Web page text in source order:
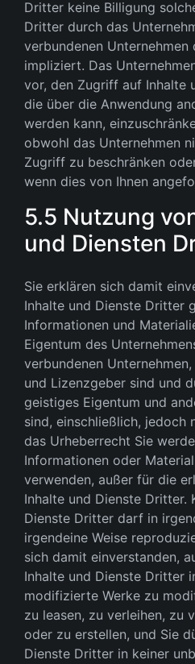
Dritter keine Billigung
Dritter durch das
verbundenen
impliziert. Das
vor, den Zugriff auf Inhalte
die über die Anwendung
werden kann,
obwohl das Unternehmen
Zugriff zu beschränken
wenn dies von Ihnen
5.5 Nutzung
und Diensten
Sie erklären sich damit
Inhalte und Dienste Dritter
Informationen und
Eigentum des
verbundenen
und Lizenzgeber sind und
geistiges Eigentum und
sind, einschließlich, jedoch
das Urheberrecht Sie
Informationen oder
verwenden, außer für die
Inhalte und Dienste Dritter.
Dienste Dritter darf in
irgendeine Weise
sich damit einverstanden,
Inhalte und Dienste Dritter
modifizierte Werke zu
zu leasen, zu verleihen, zu
oder zu erstellen, und Sie
Dienste Dritter in keiner